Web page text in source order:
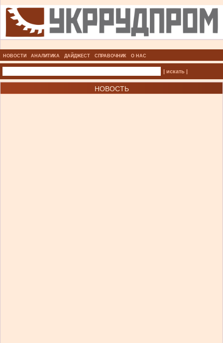
НОВОСТИ АНАЛИТИКА ДАЙДЖЕСТ СПРАВОЧНИК О НАС
| искать |
НОВОСТЬ